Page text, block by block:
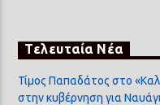
Τελευταία Νέα
Τίμος Παπαδάτος στο
στην κυβέρνηση για